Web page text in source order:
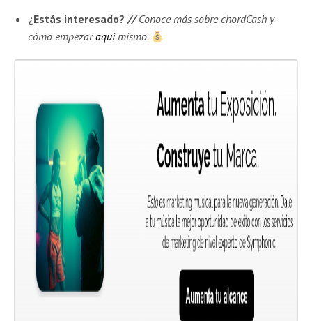
¿Estás interesado? //Conoce más sobre chordCash y
cómo empezaraquímismo.